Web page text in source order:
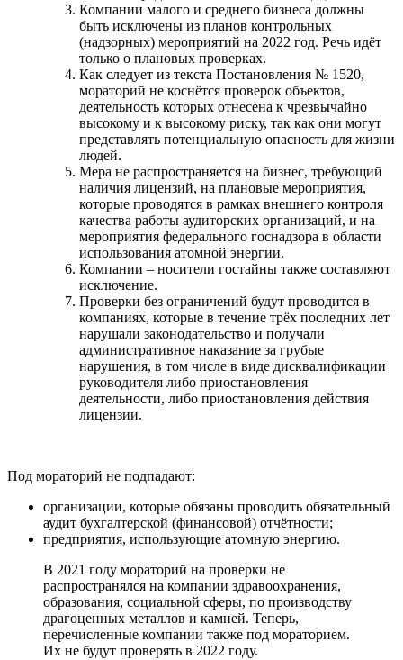
Компании малого и среднего бизнеса должны
быть исключены из планов контрольных
(надзорных) мероприятий на 2022 год. Речь идёт
только о плановых проверках.
Как следует из текста Постановления № 1520,
мораторий не коснётся проверок объектов,
деятельность которых отнесена к чрезвычайно
высокому и к высокому риску, так как они могут
представлять потенциальную опасность для жизни
людей.
Мера не распространяется на бизнес, требующий
наличия лицензий, на плановые мероприятия,
которые проводятся в рамках внешнего контроля
качества работы аудиторских организаций, и на
мероприятия федерального госнадзора в области
использования атомной энергии.
Компании – носители гостайны также составляют
исключение.
Проверки без ограничений будут проводится в
компаниях, которые в течение трёх последних лет
нарушали законодательство и получали
административное наказание за грубые
нарушения, в том числе в виде дисквалификации
руководителя либо приостановления
деятельности, либо приостановления действия
лицензии.
Под мораторий не подпадают:
организации, которые обязаны проводить обязательный
аудит бухгалтерской (финансовой) отчётности;
предприятия, использующие атомную энергию.
В 2021 году мораторий на проверки не
распространялся на компании здравоохранения,
образования, социальной сферы, по производству
драгоценных металлов и камней. Теперь,
перечисленные компании также под мораторием.
Их не будут проверять в 2022 году.